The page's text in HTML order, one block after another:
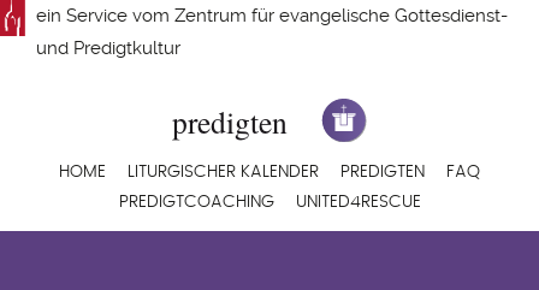
Direkt
zum
ein Service vom Zentrum für evangelische Gottesdienst-
und Predigtkultur
Hauptnavigation
HOME LITURGISCHER KALENDER PREDIGTEN
FAQ
PREDIGTCOACHING
UNITED4RESCUE